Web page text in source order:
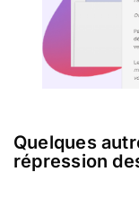
Quelques
répression